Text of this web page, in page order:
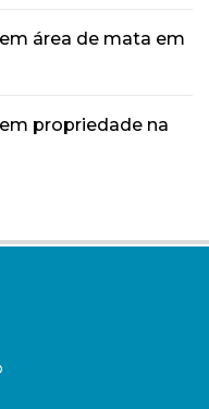
área de mata em
propriedade na